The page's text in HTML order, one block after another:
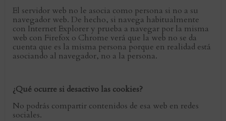
El servidor web no le asocia como persona si no a su
navegador web. De hecho, si navega habitualmente
con Internet Explorer y prueba a navegar por la misma
web con Firefox o Chrome verá que la web no se da
cuenta que es la misma persona porque en realidad está
asociando al navegador, no a la persona.
¿Qué ocurre si desactivo las cookies?
No podrás compartir contenidos de esa web en redes
sociales.